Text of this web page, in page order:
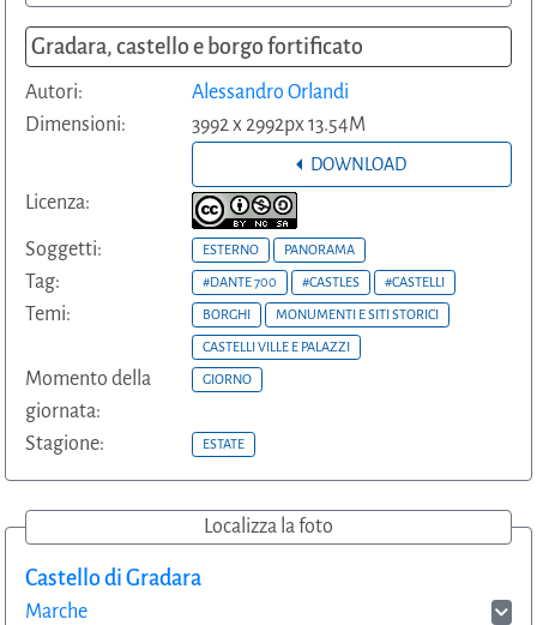
Gradara, castello e borgo fortificato
Autori:
Alessandro Orlandi
Dimensioni:
3992 x 2992px 13.54M
DOWNLOAD
Licenza:
Soggetti: ESTERNO PANORAMA
Tag: #DANTE 700 #CASTLES #CASTELLI
Temi: BORGHI MONUMENTI E SITI STORICI
CASTELLI VILLE E PALAZZI
Momento della
giornata:
GIORNO
Stagione: ESTATE
Localizza la foto
Castello di Gradara
Marche